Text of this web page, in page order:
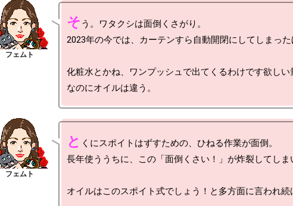
そ う。ワタクシは面倒くさがり。
2023年の今では、カーテンすら自動開閉にしてしまった
化粧水とかね、ワンプッシュで出てくるわけです欲しい
と くにスポイトはずすための、ひねる作業が面倒。
長年使ううちに、この「面倒くさい！」が炸裂してしま